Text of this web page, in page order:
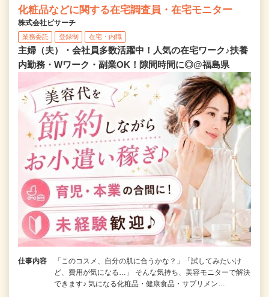
化粧品などに関する在宅調査員・在宅モニター
株式会社ビサーチ
業務委託 登録制 在宅・内職
主婦（夫）・会社員多数活躍中！人気の在宅ワーク♪扶養
内勤務・Wワーク・副業OK！隙間時間に◎@福島県
仕事内容
「このコスメ、自分の肌に合うかな？」「試してみたいけ
ど、費用が気になる…」 そんな気持ち、美容モニターで解決
できます♪ 気になる化粧品・健康食品・サプリメン…